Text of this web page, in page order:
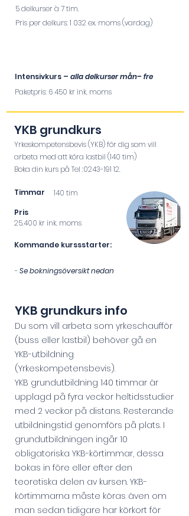
5 delkurser à 7 tim.
Pris per delkurs: 1 032 ex. moms (vardag)
Intensivkurs – alla delkurser mån– fre
Paketpris: 6 450 kr ink. moms
YKB grundkurs
Yrkeskompetensbevis (YKB) för dig som vill
arbeta med att köra lastbil (140 tim)
Boka din kurs på Tel :0243-191 12.
Timmar
140 tim
Pris
25.400 kr ink. moms
Kommande kurssstarter:
-Se bokningsöversikt nedan
YKB grundkurs info
Du som vill arbeta som yrkeschaufför
(buss eller lastbil) behöver gå en
YKB-utbildning
(Yrkeskompetensbevis).
YKB grundutbildning 140 timmar är
upplagd på fyra veckor heltidsstudier
med 2 veckor på distans. Resterande
utbildningstid genomförs på plats. I
grundutbildningen ingår 10
obligatoriska YKB-körtimmar, dessa
bokas in före eller efter den
teoretiska delen av kursen. YKB-
körtimmarna måste köras även om
man sedan tidigare har körkort för